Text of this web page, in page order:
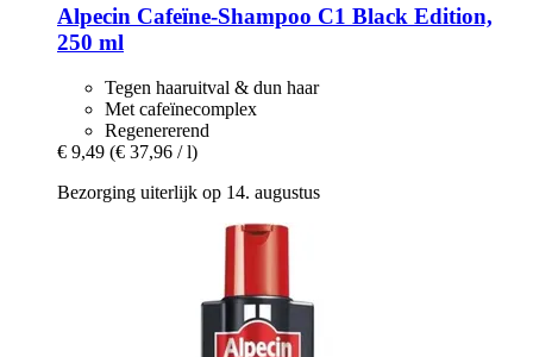
Alpecin Cafeïne-​Shampoo C1 Black Edition,
250 ml
Tegen haaruitval & dun haar
Met cafeïnecomplex
Regenererend
€ 9,49 (€ 37,96 / l)
Bezorging uiterlijk op 14. augustus